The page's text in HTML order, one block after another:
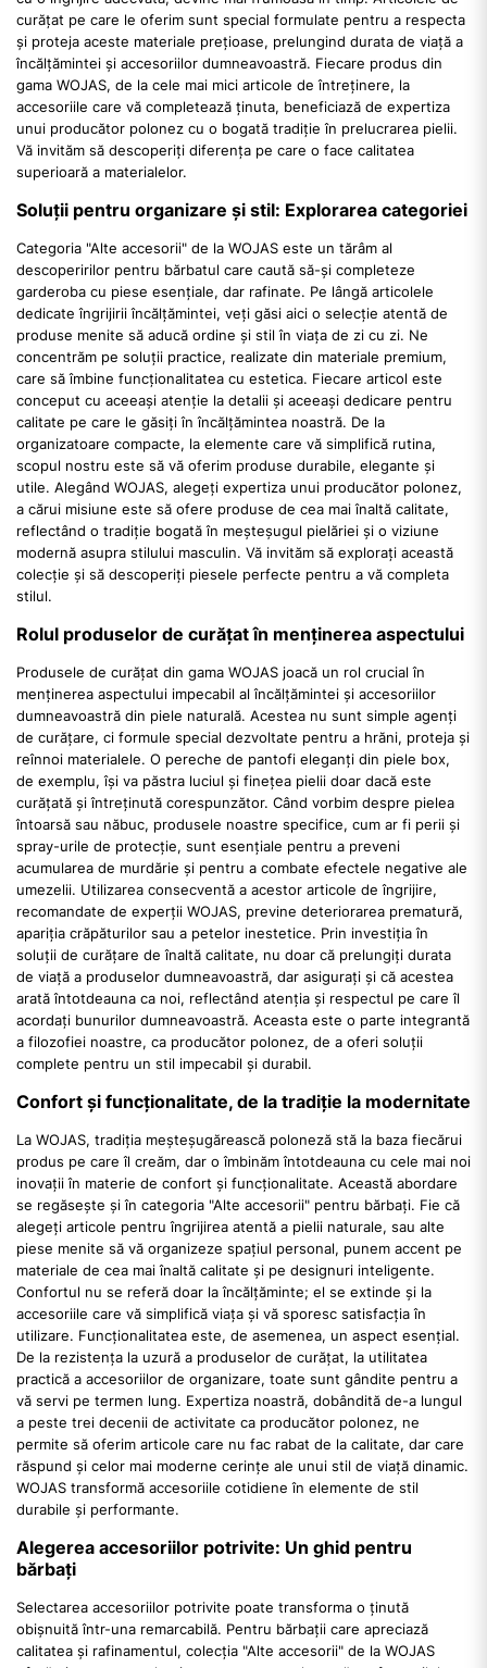
curățat pe care le oferim sunt special formulate pentru a respecta
și proteja aceste materiale prețioase, prelungind durata de viață a
încălțămintei și accesoriilor dumneavoastră. Fiecare produs din
gama WOJAS, de la cele mai mici articole de întreținere, la
accesoriile care vă completează ținuta, beneficiază de expertiza
unui producător polonez cu o bogată tradiție în prelucrarea pielii.
Vă invităm să descoperiți diferența pe care o face calitatea
superioară a materialelor.
Soluții pentru organizare și stil: Explorarea categoriei
Categoria "Alte accesorii" de la WOJAS este un tărâm al
descoperirilor pentru bărbatul care caută să-și completeze
garderoba cu piese esențiale, dar rafinate. Pe lângă articolele
dedicate îngrijirii încălțămintei, veți găsi aici o selecție atentă de
produse menite să aducă ordine și stil în viața de zi cu zi. Ne
concentrăm pe soluții practice, realizate din materiale premium,
care să îmbine funcționalitatea cu estetica. Fiecare articol este
conceput cu aceeași atenție la detalii și aceeași dedicare pentru
calitate pe care le găsiți în încălțămintea noastră. De la
organizatoare compacte, la elemente care vă simplifică rutina,
scopul nostru este să vă oferim produse durabile, elegante și
utile. Alegând WOJAS, alegeți expertiza unui producător polonez,
a cărui misiune este să ofere produse de cea mai înaltă calitate,
reflectând o tradiție bogată în meșteșugul pielăriei și o viziune
modernă asupra stilului masculin. Vă invităm să explorați această
colecție și să descoperiți piesele perfecte pentru a vă completa
stilul.
Rolul produselor de curățat în menținerea aspectului
Produsele de curățat din gama WOJAS joacă un rol crucial în
menținerea aspectului impecabil al încălțămintei și accesoriilor
dumneavoastră din piele naturală. Acestea nu sunt simple agenți
de curățare, ci formule special dezvoltate pentru a hrăni, proteja și
reînnoi materialele. O pereche de pantofi eleganți din piele box,
de exemplu, își va păstra luciul și finețea pielii doar dacă este
curățată și întreținută corespunzător. Când vorbim despre pielea
întoarsă sau năbuc, produsele noastre specifice, cum ar fi perii și
spray-urile de protecție, sunt esențiale pentru a preveni
acumularea de murdărie și pentru a combate efectele negative ale
umezelii. Utilizarea consecventă a acestor articole de îngrijire,
recomandate de experții WOJAS, previne deteriorarea prematură,
apariția crăpăturilor sau a petelor inestetice. Prin investiția în
soluții de curățare de înaltă calitate, nu doar că prelungiți durata
de viață a produselor dumneavoastră, dar asigurați și că acestea
arată întotdeauna ca noi, reflectând atenția și respectul pe care îl
acordați bunurilor dumneavoastră. Aceasta este o parte integrantă
a filozofiei noastre, ca producător polonez, de a oferi soluții
complete pentru un stil impecabil și durabil.
Confort și funcționalitate, de la tradiție la modernitate
La WOJAS, tradiția meșteșugărească poloneză stă la baza fiecărui
produs pe care îl creăm, dar o îmbinăm întotdeauna cu cele mai noi
inovații în materie de confort și funcționalitate. Această abordare
se regăsește și în categoria "Alte accesorii" pentru bărbați. Fie că
alegeți articole pentru îngrijirea atentă a pielii naturale, sau alte
piese menite să vă organizeze spațiul personal, punem accent pe
materiale de cea mai înaltă calitate și pe designuri inteligente.
Confortul nu se referă doar la încălțăminte; el se extinde și la
accesoriile care vă simplifică viața și vă sporesc satisfacția în
utilizare. Funcționalitatea este, de asemenea, un aspect esențial.
De la rezistența la uzură a produselor de curățat, la utilitatea
practică a accesoriilor de organizare, toate sunt gândite pentru a
vă servi pe termen lung. Expertiza noastră, dobândită de-a lungul
a peste trei decenii de activitate ca producător polonez, ne
permite să oferim articole care nu fac rabat de la calitate, dar care
răspund și celor mai moderne cerințe ale unui stil de viață dinamic.
WOJAS transformă accesoriile cotidiene în elemente de stil
durabile și performante.
Alegerea accesoriilor potrivite: Un ghid pentru
bărbați
Selectarea accesoriilor potrivite poate transforma o ținută
obișnuită într-una remarcabilă. Pentru bărbații care apreciază
calitatea și rafinamentul, colecția "Alte accesorii" de la WOJAS